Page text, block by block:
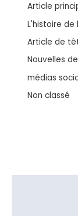
Article
L'histoire
Article de
Nouvelles
médias
Non classé